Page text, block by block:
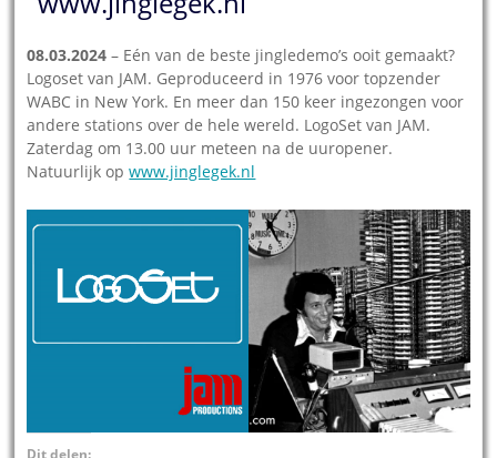
08.03.2024 – Eén van de beste jingledemo’s ooit gemaakt?
Logoset van JAM. Geproduceerd in 1976 voor topzender
WABC in New York. En meer dan 150 keer ingezongen voor
andere stations over de hele wereld. LogoSet van JAM.
Zaterdag om 13.00 uur meteen na de uuropener.
Natuurlijk opwww.jinglegek.nl